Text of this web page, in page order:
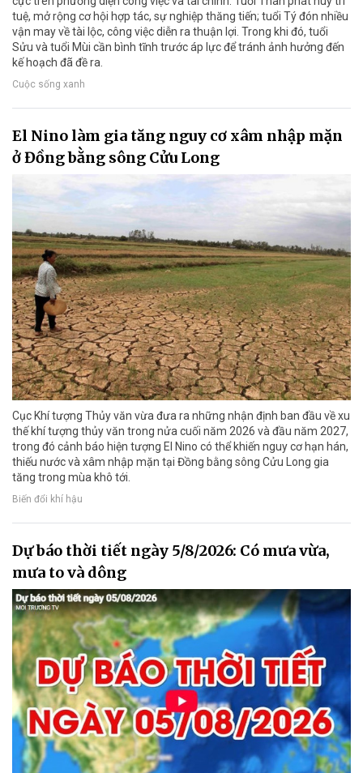
tuệ, mở rộng cơ hội hợp tác, sự nghiệp thăng tiến; tuổi Tý đón nhiều
vận may về tài lộc, công việc diễn ra thuận lợi. Trong khi đó, tuổi
Sửu và tuổi Mùi cần bình tĩnh trước áp lực để tránh ảnh hưởng đến
kế hoạch đã đề ra.
Cuộc sống xanh
El Nino làm gia tăng nguy cơ xâm nhập mặn
ở Đồng bằng sông Cửu Long
Cục Khí tượng Thủy văn vừa đưa ra những nhận định ban đầu về xu
thế khí tượng thủy văn trong nửa cuối năm 2026 và đầu năm 2027,
trong đó cảnh báo hiện tượng El Nino có thể khiến nguy cơ hạn hán,
thiếu nước và xâm nhập mặn tại Đồng bằng sông Cửu Long gia
tăng trong mùa khô tới.
Biến đổi khí hậu
Dự báo thời tiết ngày 5/8/2026: Có mưa vừa,
mưa to và dông